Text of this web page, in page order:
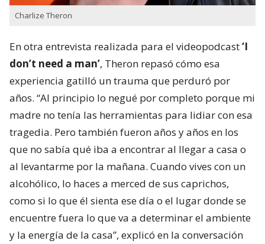
Charlize Theron
En otra entrevista realizada para el videopodcast‘I
don’t need a man’, Theron repasó cómo esa
experiencia gatilló un trauma que perduró por
años. “Al principio lo negué por completo porque mi
madre no tenía las herramientas para lidiar con esa
tragedia. Pero también fueron años y años en los
que no sabía qué iba a encontrar al llegar a casa o
al levantarme por la mañana. Cuando vives con un
alcohólico, lo haces a merced de sus caprichos,
como si lo que él sienta ese día o el lugar donde se
encuentre fuera lo que va a determinar el ambiente
y la energía de la casa”, explicó en la conversación